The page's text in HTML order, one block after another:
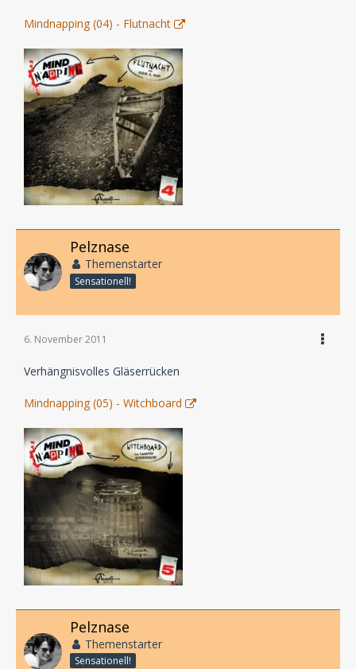
Mindnapping (04) - Flutnacht
Pelznase
Themenstarter
Sensationell!
6. November 2011
Verhängnisvolles Gläserrücken
Mindnapping (05) - Witchboard
Pelznase
Themenstarter
Sensationell!